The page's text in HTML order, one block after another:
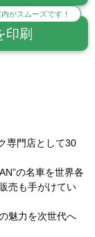
印刷
がスムーズです！
専門店として30
の名車を世界各
売も手がけてい
魅力を次世代へ